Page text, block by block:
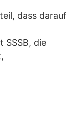
dass darauf
SSSB, die